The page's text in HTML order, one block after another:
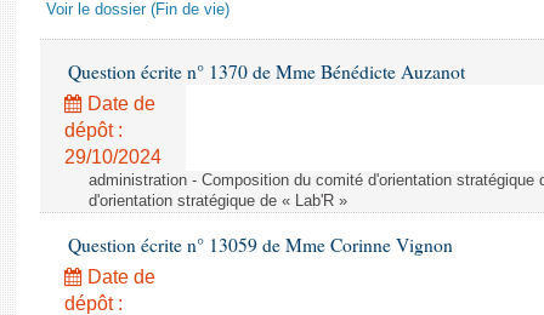
Voir le dossier (Fin de vie)
Question écrite n° 1370 de Mme Bénédicte Auzanot
Date de
dépôt :
29/10/2024
administration - Composition du comité d'orientation stratégique
d'orientation stratégique de « Lab'R »
Question écrite n° 13059 de Mme Corinne Vignon
Date de
dépôt :